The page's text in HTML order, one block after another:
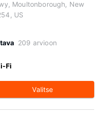
Moultonborough, New
US
209 arvioon
Fi
Valitse